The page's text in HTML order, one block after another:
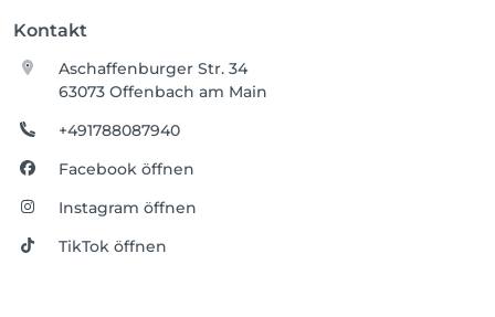
Kontakt
Aschaffenburger Str. 34
63073 Offenbach am Main
+491788087940
Facebook öffnen
Instagram öffnen
TikTok öffnen